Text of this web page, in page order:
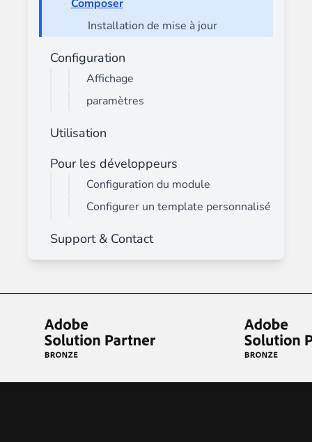
Composer
Installation de mise à jour
Configuration
Affichage
paramètres
Utilisation
Pour les développeurs
Configuration du module
Configurer un template personnalisé
Support & Contact